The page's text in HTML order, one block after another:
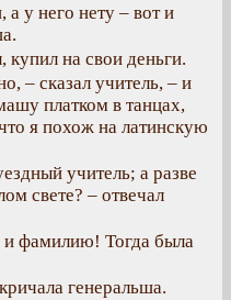
у него нету – вот и
на свои деньги.
– сказал учитель, – и
платком в танцах,
я похож на латинскую
учитель; а разве
свете? – отвечал
фамилию! Тогда была
генеральша.